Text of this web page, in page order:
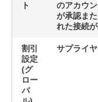
ト
のアカウ
が承認ま
れた接続が
割引
設定
(グ
ロー
バ
サプライ